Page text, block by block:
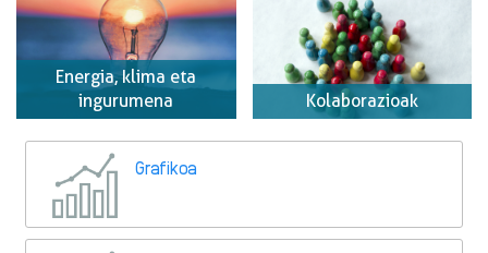
Energia, klima eta
ingurumena
Kolaborazioak
Grafikoa